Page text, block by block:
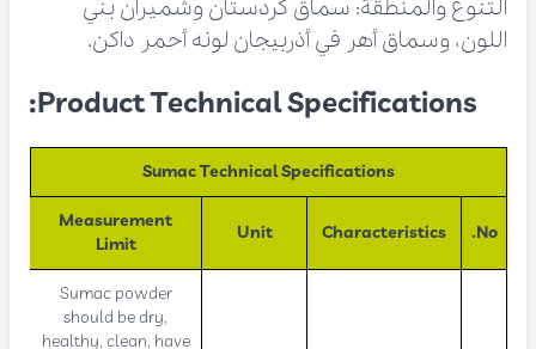
التنوع والمنطقة: سماق كردستان وشميران بني
اللون، وسماق أهر في أذربيجان لونه أحمر داكن.
Product Technical Specifications:
Sumac Technical Specifications
No.
Characteristics
Unit
Measurement
Limit
Sumac powder
should be dry,
healthy, clean, have